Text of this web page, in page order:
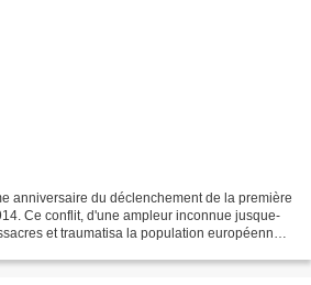
anniversaire du déclenchement de la première
Ce conflit, d'une ampleur inconnue jusque-
et traumatisa la population européenne.